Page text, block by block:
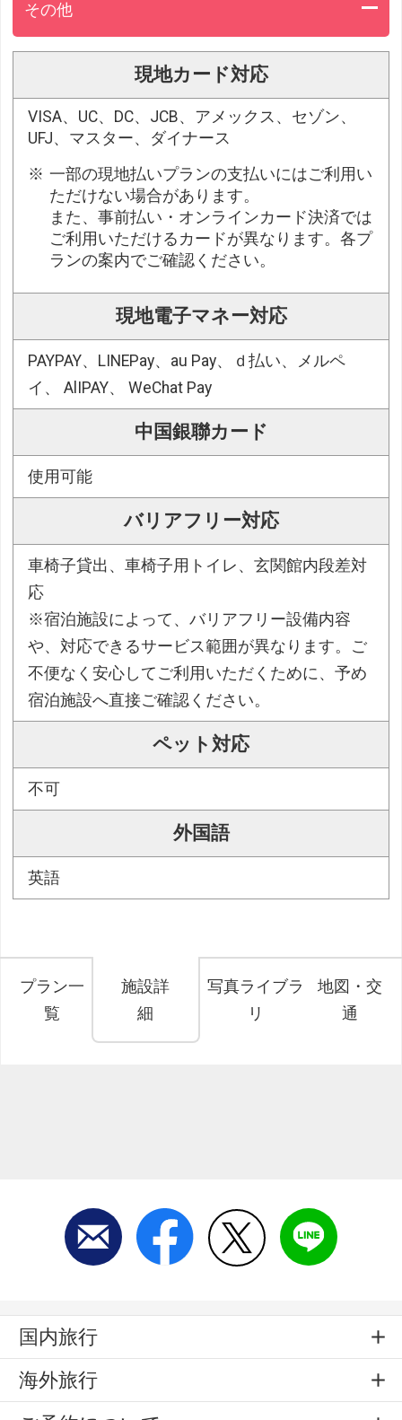
その他
現地カード対応
VISA、UC、DC、JCB、アメックス、セゾン、
UFJ、マスター、ダイナース
一部の現地払いプランの支払いにはご利用い
ただけない場合があります。
また、事前払い・オンラインカード決済では
ご利用いただけるカードが異なります。各プ
ランの案内でご確認ください。
現地電子マネー対応
PAYPAY、LINEPay、au Pay、ｄ払い、メルペ
イ、 AlIPAY、 WeChat Pay
中国銀聯カード
使用可能
バリアフリー対応
車椅子貸出、車椅子用トイレ、玄関館内段差対
応
※宿泊施設によって、バリアフリー設備内容
や、対応できるサービス範囲が異なります。ご
不便なく安心してご利用いただくために、予め
宿泊施設へ直接ご確認ください。
ペット対応
不可
外国語
英語
プラン一
覧
施設詳
細
写真ライブラ
リ
地図・交
通
国内旅行
海外旅行